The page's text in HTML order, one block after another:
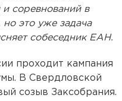
соревнований в
это уже задача
собеседник ЕАН.
проходит кампания
В Свердловской
созыв Заксобрания.